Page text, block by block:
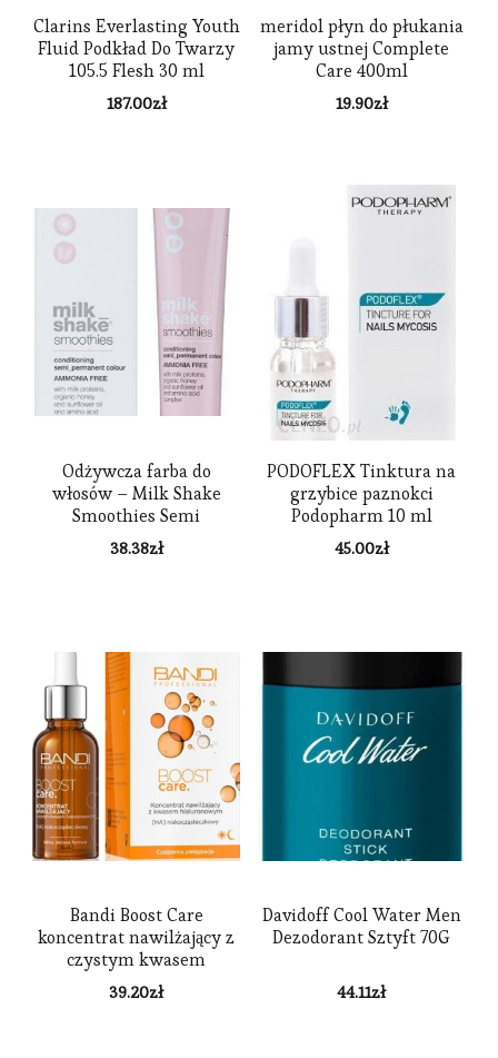
Clarins Everlasting Youth
Fluid Podkład Do Twarzy
105.5 Flesh 30 ml
187.00zł
meridol płyn do płukania
jamy ustnej Complete
Care 400ml
19.90zł
Odżywcza farba do
włosów – Milk Shake
Smoothies Semi
Permanent Color Yellow
38.38zł
PODOFLEX Tinktura na
grzybice paznokci
Podopharm 10 ml
45.00zł
Bandi Boost Care
koncentrat nawilżający z
czystym kwasem
hialuronowym 30ml
39.20zł
Davidoff Cool Water Men
Dezodorant Sztyft 70G
44.11zł